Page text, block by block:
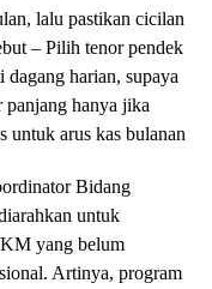
lalu pastikan cicilan
– Pilih tenor pendek
dagang harian, supaya
panjang hanya jika
untuk arus kas bulanan
Bidang
untuk
yang belum
Artinya, program